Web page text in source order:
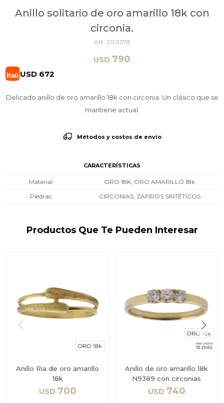
Anillo solitario de oro amarillo 18k con
circonia.
20.9378
USD 790
USD 672
Delicado anillo de oro amarillo 18k con circonia. Un clásico que se
mantiene actual.
Métodos y costos de envío
CARACTERÍSTICAS
Material
ORO 18K, ORO AMARILLO 18k
Piedras
CIRCONIAS, ZAFIROS SINTÉTICOS
Productos Que Te Pueden Interesar
Anillo Ria de oro amarillo
18k
USD 700
Anillo de oro amarillo 18k
N9389 con circonias
USD 740